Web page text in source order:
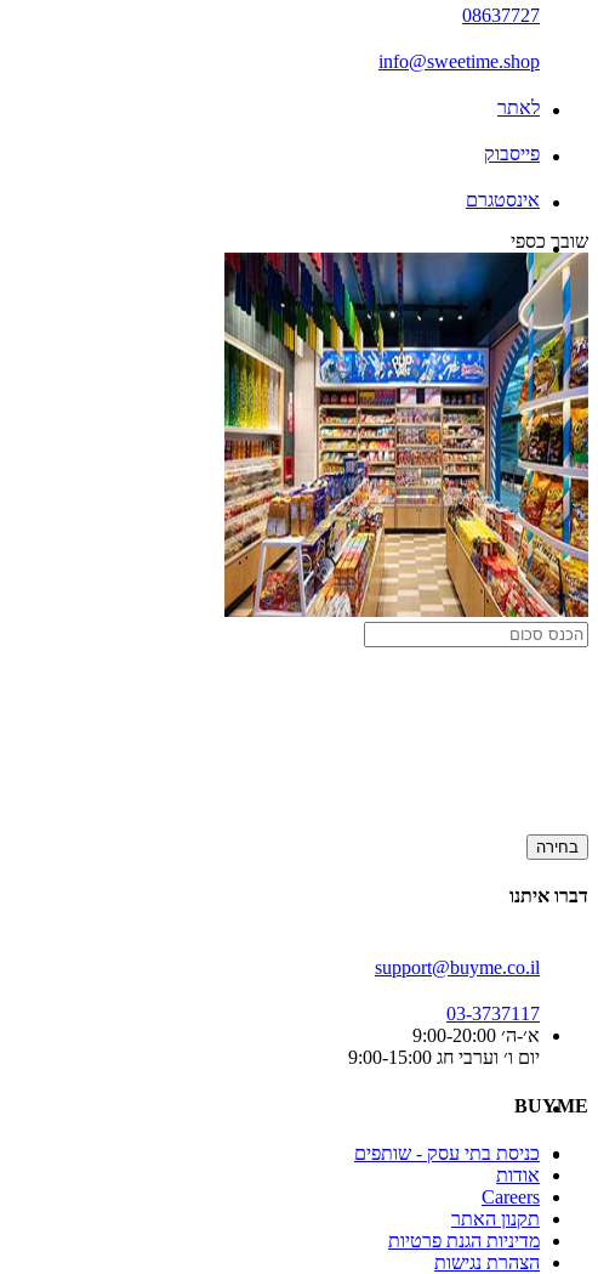
08637727
info@sweetime.shop
לאתר
פייסבוק
אינסטגרם
שובר כספי
בחירה
דברו איתנו
support@buyme.co.il
03-3737117
א׳-ה׳ 9:00-20:00
יום ו׳ וערבי חג 9:00-15:00
BUYME
כניסת בתי עסק - שותפים
אודות
Careers
תקנון האתר
מדיניות הגנת פרטיות
הצהרת נגישות